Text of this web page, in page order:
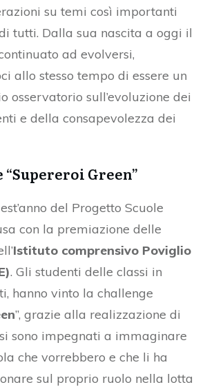
su temi così importanti
tutti. Dalla sua nascita a oggi il
ad evolversi,
allo stesso tempo di essere un
osservatorio sull’evoluzione dei
e della consapevolezza dei
Green”
del Progetto Scuole
con la premiazione delle
Istituto comprensivo Poviglio
. Gli studenti delle classi in
hanno vinto la challenge
”, grazie alla realizzazione di
sono impegnati a immaginare
che vorrebbero e che li ha
sul proprio ruolo nella lotta